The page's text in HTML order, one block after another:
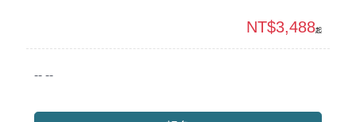
-- --
NT$3,488起